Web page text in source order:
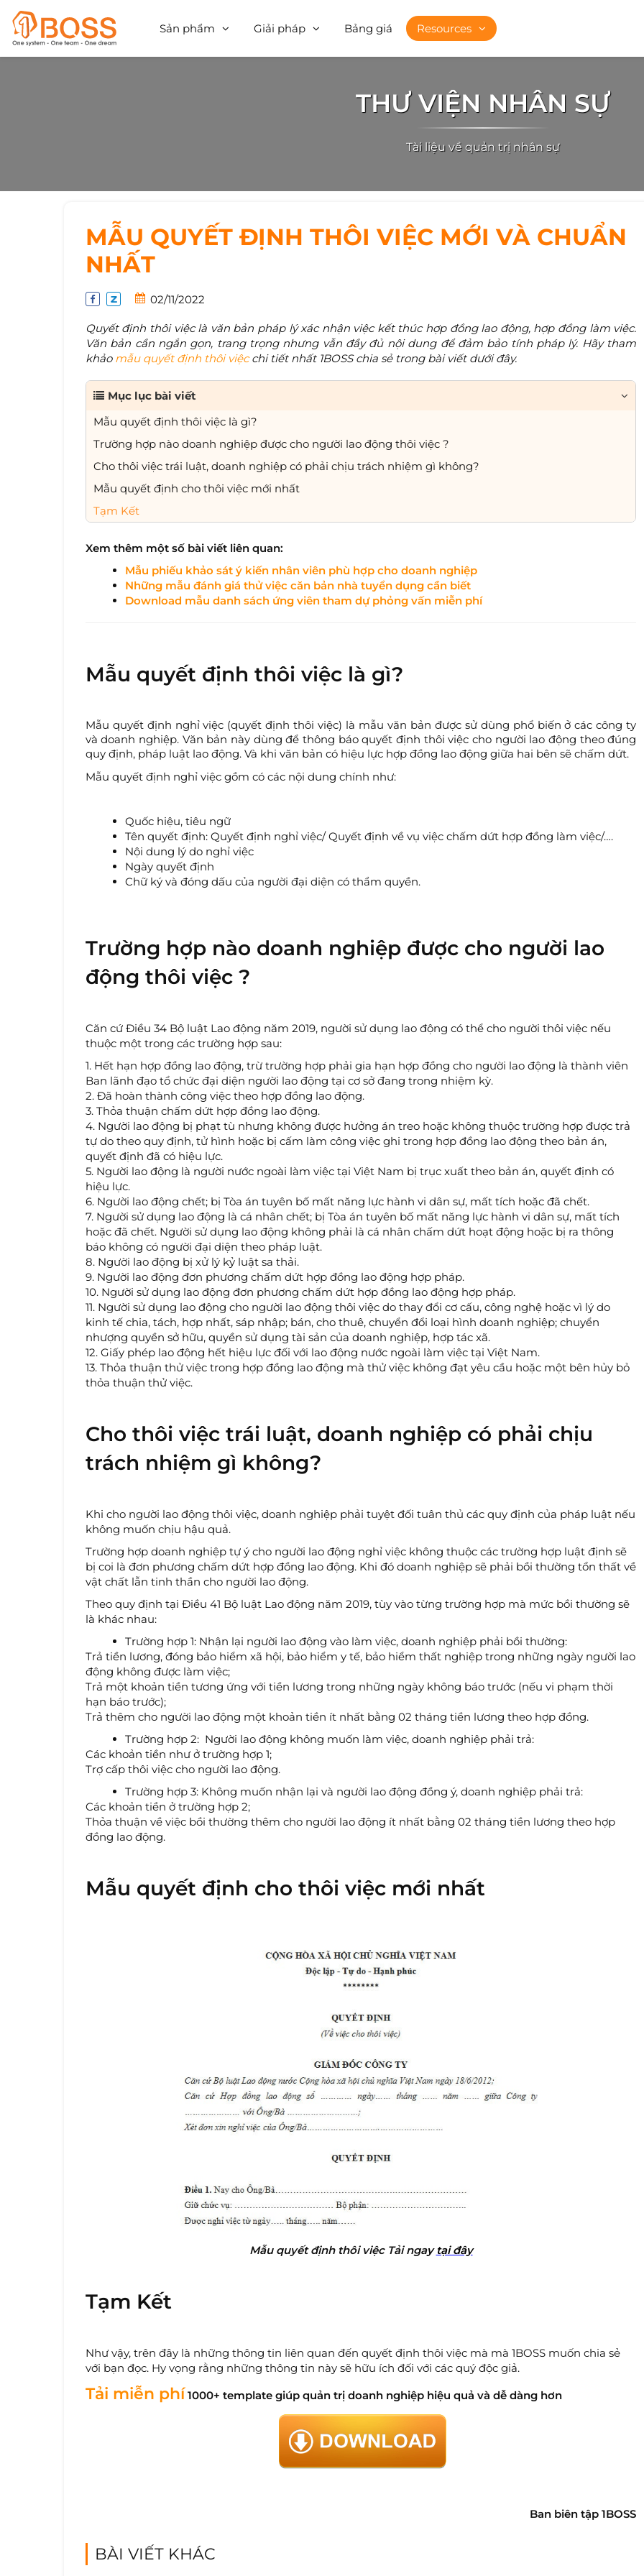
Sản phẩm Giải pháp Bảng giá Resources
THƯ VIỆN NHÂN SỰ
Tài liệu về quản trị nhân sự
MẪU QUYẾT ĐỊNH THÔI VIỆC MỚI VÀ CHUẨN
NHẤT
02/11/2022
Quyết định thôi việc là văn bản pháp lý xác nhận việc kết thúc hợp đồng lao động, hợp đồng làm việc.
Văn bản cần ngắn gọn, trang trọng nhưng vẫn đầy đủ nội dung để đảm bảo tính pháp lý. Hãy tham
khảo mẫu quyết định thôi việcchi tiết nhất 1BOSS chia sẻ trong bài viết dưới đây.
Mục lục bài viết
Mẫu quyết định thôi việc là gì?
Trường hợp nào doanh nghiệp được cho người lao động thôi việc ?
Cho thôi việc trái luật, doanh nghiệp có phải chịu trách nhiệm gì không?
Mẫu quyết định cho thôi việc mới nhất
Tạm Kết
Xem thêm một số bài viết liên quan:
Mẫu phiếu khảo sát ý kiến nhân viên phù hợp cho doanh nghiệp
Những mẫu đánh giá thử việc căn bản nhà tuyển dụng cần biết
Download mẫu danh sách ứng viên tham dự phỏng vấn miễn phí
Mẫu quyết định thôi việc là gì?
Mẫu quyết định nghỉ việc (quyết định thôi việc) là mẫu văn bản được sử dùng phổ biến ở các công ty
và doanh nghiệp. Văn bản này dùng để thông báo quyết định thôi việc cho người lao động theo đúng
quy định, pháp luật lao động. Và khi văn bản có hiệu lực hợp đồng lao động giữa hai bên sẽ chấm dứt.
Mẫu quyết định nghỉ việc gồm có các nội dung chính như:
Quốc hiệu, tiêu ngữ
Tên quyết định: Quyết định nghỉ việc/ Quyết định về vụ việc chấm dứt hợp đồng làm việc/….
Nội dung lý do nghỉ việc
Ngày quyết định
Chữ ký và đóng dấu của người đại diện có thẩm quyền.
Trường hợp nào doanh nghiệp được cho người lao
động thôi việc ?
Căn cứ Điều 34 Bộ luật Lao động năm 2019, người sử dụng lao động có thể cho người thôi việc nếu
thuộc một trong các trường hợp sau:
1. Hết hạn hợp đồng lao động, trừ trường hợp phải gia hạn hợp đồng cho người lao động là thành viên
Ban lãnh đạo tổ chức đại diện người lao động tại cơ sở đang trong nhiệm kỳ.
2. Đã hoàn thành công việc theo hợp đồng lao động.
3. Thỏa thuận chấm dứt hợp đồng lao động.
4. Người lao động bị phạt tù nhưng không được hưởng án treo hoặc không thuộc trường hợp được trả
tự do theo quy định, tử hình hoặc bị cấm làm công việc ghi trong hợp đồng lao động theo bản án,
quyết định đã có hiệu lực.
5. Người lao động là người nước ngoài làm việc tại Việt Nam bị trục xuất theo bản án, quyết định có
hiệu lực.
6. Người lao động chết; bị Tòa án tuyên bố mất năng lực hành vi dân sự, mất tích hoặc đã chết.
7. Người sử dụng lao động là cá nhân chết; bị Tòa án tuyên bố mất năng lực hành vi dân sự, mất tích
hoặc đã chết. Người sử dụng lao động không phải là cá nhân chấm dứt hoạt động hoặc bị ra thông
báo không có người đại diện theo pháp luật.
8. Người lao động bị xử lý kỷ luật sa thải.
9. Người lao động đơn phương chấm dứt hợp đồng lao động hợp pháp.
10. Người sử dụng lao động đơn phương chấm dứt hợp đồng lao động hợp pháp.
11. Người sử dụng lao động cho người lao động thôi việc do thay đổi cơ cấu, công nghệ hoặc vì lý do
kinh tế chia, tách, hợp nhất, sáp nhập; bán, cho thuê, chuyển đổi loại hình doanh nghiệp; chuyển
nhượng quyền sở hữu, quyền sử dụng tài sản của doanh nghiệp, hợp tác xã.
12. Giấy phép lao động hết hiệu lực đối với lao động nước ngoài làm việc tại Việt Nam.
13. Thỏa thuận thử việc trong hợp đồng lao động mà thử việc không đạt yêu cầu hoặc một bên hủy bỏ
thỏa thuận thử việc.
Cho thôi việc trái luật, doanh nghiệp có phải chịu
trách nhiệm gì không?
Khi cho người lao động thôi việc, doanh nghiệp phải tuyệt đối tuân thủ các quy định của pháp luật nếu
không muốn chịu hậu quả.
Trường hợp doanh nghiệp tự ý cho người lao động nghỉ việc không thuộc các trường hợp luật định sẽ
bị coi là đơn phương chấm dứt hợp đồng lao động. Khi đó doanh nghiệp sẽ phải bồi thường tổn thất về
vật chất lẫn tinh thần cho người lao động.
Theo quy định tại Điều 41 Bộ luật Lao động năm 2019, tùy vào từng trường hợp mà mức bồi thường sẽ
là khác nhau:
Trường hợp 1: Nhận lại người lao động vào làm việc, doanh nghiệp phải bồi thường:
Trả tiền lương, đóng bảo hiểm xã hội, bảo hiểm y tế, bảo hiểm thất nghiệp trong những ngày người lao
động không được làm việc;
Trả một khoản tiền tương ứng với tiền lương trong những ngày không báo trước (nếu vi phạm thời
hạn báo trước);
Trả thêm cho người lao động một khoản tiền ít nhất bằng 02 tháng tiền lương theo hợp đồng.
Trường hợp 2: Người lao động không muốn làm việc, doanh nghiệp phải trả:
Các khoản tiền như ở trường hợp 1;
​Trợ cấp thôi việc cho người lao động.
Trường hợp 3: Không muốn nhận lại và người lao động đồng ý, doanh nghiệp phải trả:
Các khoản tiền ở trường hợp 2;
Thỏa thuận về việc bồi thường thêm cho người lao động ít nhất bằng 02 tháng tiền lương theo hợp
đồng lao động.
Mẫu quyết định cho thôi việc mới nhất
Mẫu quyết định thôi việc Tải ngay tại đây
Tạm Kết
Như vậy, trên đây là những thông tin liên quan đến quyết định thôi việc mà mà 1BOSS muốn chia sẻ
với bạn đọc. Hy vọng rằng những thông tin này sẽ hữu ích đối với các quý độc giả.
Tải miễn phí 1000+ template giúp quản trị doanh nghiệp hiệu quả và dễ dàng hơn
Ban biên tập 1BOSS
BÀI VIẾT KHÁC